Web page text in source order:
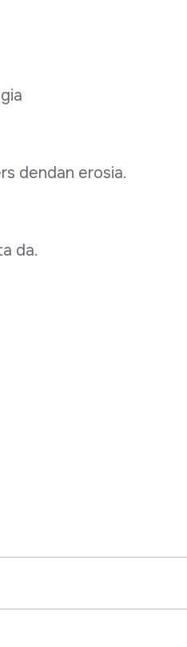
dendan erosia.
da.